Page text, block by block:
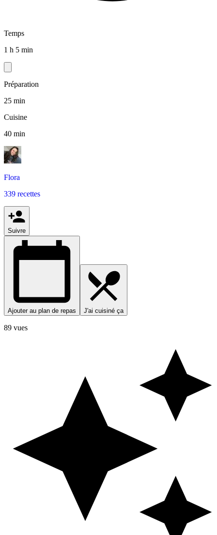
Temps
1 h 5 min
Préparation
25 min
Cuisine
40 min
Flora
339 recettes
Suivre
Ajouter au plan de repas J'ai cuisiné ça
89 vues